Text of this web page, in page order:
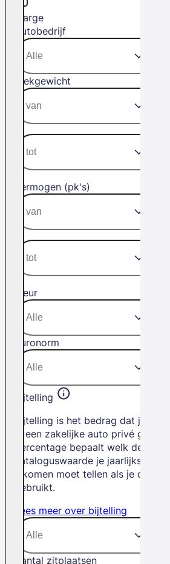
Marge
Autobedrijf
Trekgewicht
Vermogen (pk's)
Kleur
Euronorm
Bijtelling
Bijtelling is het bedrag dat je
je een zakelijke auto privé
percentage bepaalt welk deel van
cataloguswaarde je jaarlijks bij je
inkomen moet tellen als je de
gebruikt.
Lees meer over bijtelling
Aantal zitplaatsen